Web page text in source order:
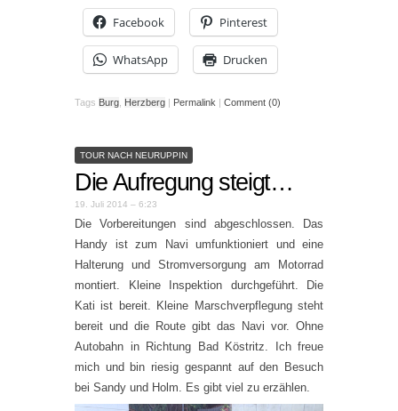
Facebook Pinterest
WhatsApp Drucken
Tags Burg Herzberg | Permalink | Comment (0)
TOUR NACH NEURUPPIN
Die Aufregung steigt…
19. Juli 2014 – 6:23
Die Vorbereitungen sind abgeschlossen. Das
Handy ist zum Navi umfunktioniert und eine
Halterung und Stromversorgung am Motorrad
montiert. Kleine Inspektion durchgeführt. Die
Kati ist bereit. Kleine Marschverpflegung steht
bereit und die Route gibt das Navi vor. Ohne
Autobahn in Richtung Bad Köstritz. Ich freue
mich und bin riesig gespannt auf den Besuch
bei Sandy und Holm. Es gibt viel zu erzählen.